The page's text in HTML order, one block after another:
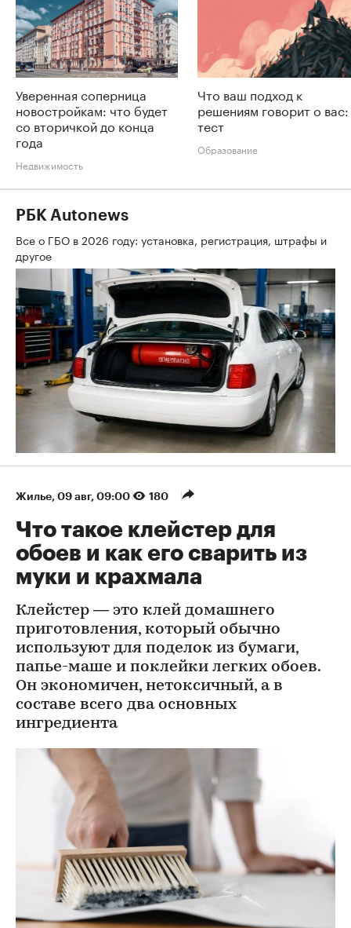
Уверенная соперница
новостройкам: что будет
со вторичкой до конца
года
Недвижимость
Что ваш подход к
решениям говорит о вас:
тест
Образование
РБК Autonews
Все о ГБО в 2026 году: установка, регистрация, штрафы и
другое
Жилье⁠, 09 авг, 09:00 180
Что такое клейстер для
обоев и как его сварить из
муки и крахмала
Клейстер — это клей домашнего
приготовления, который обычно
используют для поделок из бумаги,
папье-маше и поклейки легких обоев.
Он экономичен, нетоксичный, а в
составе всего два основных
ингредиента